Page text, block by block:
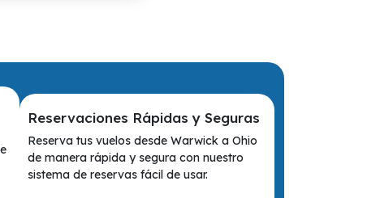
Reservaciones Rápidas y Seguras
Reserva tus vuelos desde Warwick a Ohio
de manera rápida y segura con nuestro
sistema de reservas fácil de usar.